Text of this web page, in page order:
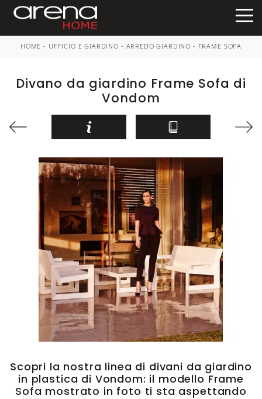
HOME - UFFICIO E GIARDINO - ARREDO GIARDINO - FRAME SOFA
Divano da giardino Frame Sofa di
Vondom
Scopri la nostra linea di divani da giardino
in plastica di Vondom: il modello Frame
Sofa mostrato in foto ti sta aspettando